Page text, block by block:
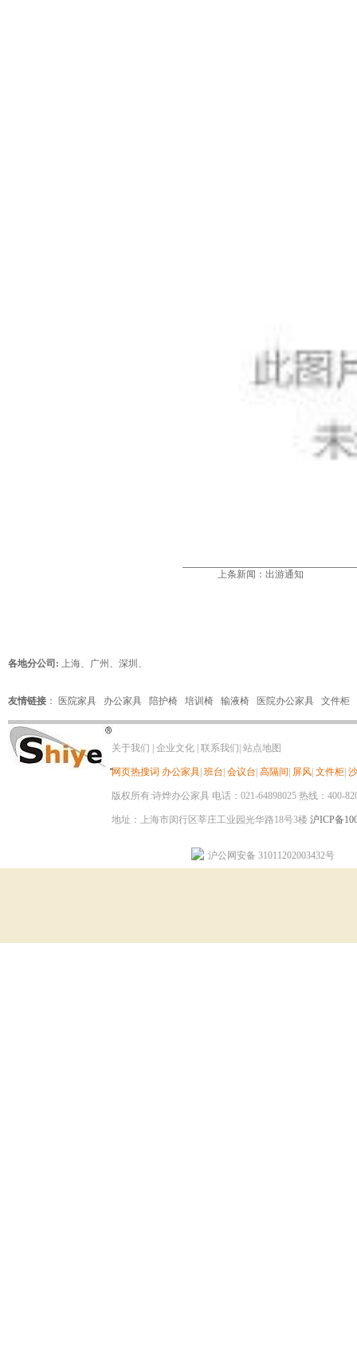
上条新闻： 出游通知
各地分公司: 上海、 广州 、 深圳 、
友情链接 ： 医院家具 办公家具 陪护椅 培训椅 输液椅 医院办公家具 文件柜
关于我们 企业文化 联系我们 站点地图
网页热搜词 办公家具 班台 会议台 高隔间 屏风 文件柜
版权所有:诗烨办公家具 电话：021-64898025 热线：400-
地址：上海市闵行区莘庄工业园光华路18号3楼 沪ICP备
沪公网安备 31011202003432号